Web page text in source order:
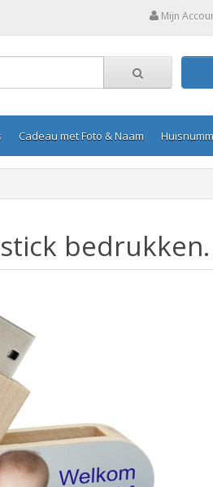
Mijn
Cadeau met Foto & Naam